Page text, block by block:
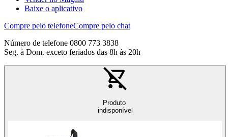
Baixe o aplicativo
Compre pelo telefoneCompre pelo chat
Número de telefone 0800 773 3838
Seg. à Dom. exceto feriados das 8h às 20h
Produto
indisponível